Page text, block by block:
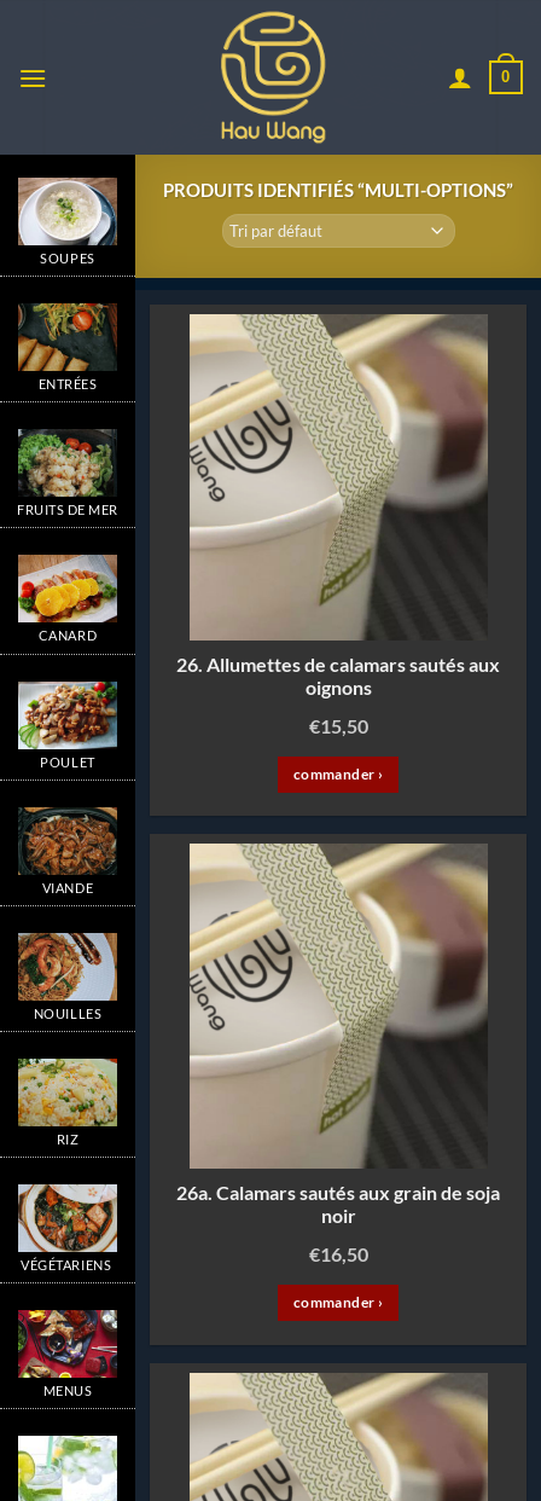
contenu
0
PRODUITS IDENTIFIÉS “MULTI-OPTIONS”
SOUPES
ENTRÉES
FRUITS DE MER
CANARD
POULET
VIANDE
NOUILLES
RIZ
VÉGÉTARIENS
MENUS
26. Allumettes de calamars sautés aux
oignons
€15,50
commander ›
26a. Calamars sautés aux grain de soja
noir
€16,50
commander ›